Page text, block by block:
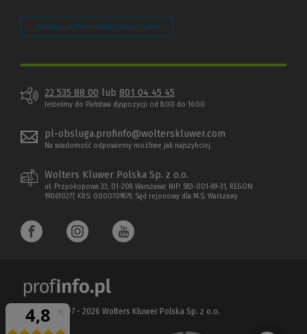
Zarządzaj preferencjami plików cookie
22 535 88 00 lub 801 04 45 45
Jesteśmy do Państwa dyspozycji od 8:00 do 16:00
pl-obsluga.profinfo@wolterskluwer.com
Na wiadomość odpowiemy możliwe jak najszybciej.
Wolters Kluwer Polska Sp. z o.o.
ul. Przyokopowa 33, 01-208 Warszawa; NIP: 583-001-89-31, REGON:
190610277, KRS: 0000709879, Sąd rejonowy dla M.S. Warszawy
Copyright 1997 - 2026 Wolters Kluwer Polska Sp. z o.o.